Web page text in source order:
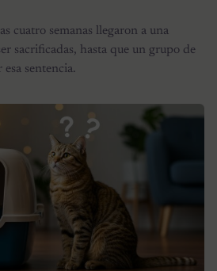
cuatro semanas llegaron a una
sacrificadas, hasta que un grupo de
esa sentencia.